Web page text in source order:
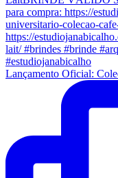
Lançamento Oficial: